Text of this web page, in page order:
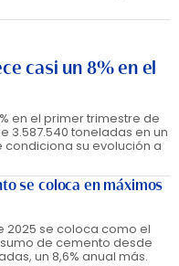
casi un 8% en el
en el primer trimestre de
3.587.540 toneladas en un
su evolución a
se coloca en máximos
2025 se coloca como el
de cemento desde
un 8,6% anual más.